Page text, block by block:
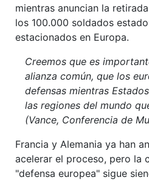
mientras anuncian la
los 100.000 soldados
estacionados en Europa.
Creemos que es
alianza común, que los
defensas mientras
las regiones del mundo
(Vance, Conferencia de
Francia y Alemania ya han
acelerar el proceso, pero la
"defensa europea" sigue